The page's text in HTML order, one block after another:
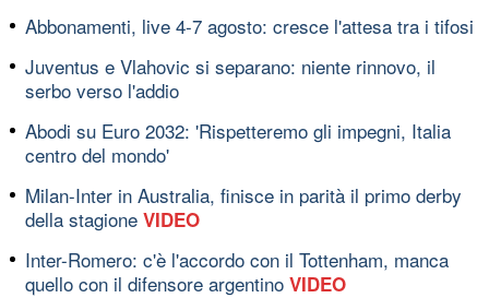
Abbonamenti, live 4-7 agosto: cresce l'attesa tra i tifosi
Juventus e Vlahovic si separano: niente rinnovo, il
serbo verso l'addio
Abodi su Euro 2032: 'Rispetteremo gli impegni, Italia
centro del mondo'
Milan-Inter in Australia, finisce in parità il primo derby
della stagione VIDEO
Inter-Romero: c'è l'accordo con il Tottenham, manca
quello con il difensore argentino VIDEO